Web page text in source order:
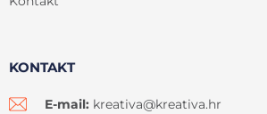
KONTAKT
E-mail: kreativa@kreativa.hr